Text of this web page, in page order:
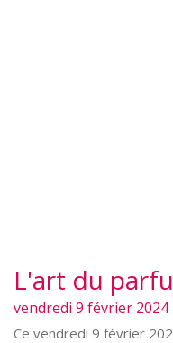
L'art du
vendredi 9 février 2024
Ce vendredi 9 février